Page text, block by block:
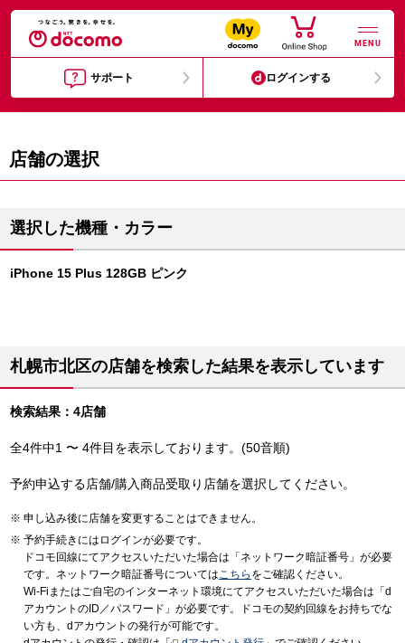
MENU
サポート ログインする
店舗の選択
選択した機種・カラー
iPhone 15 Plus 128GB ピンク
札幌市北区の店舗を検索した結果を表示しています
検索結果：4店舗
全4件中1 〜 4件目を表示しております。(50音順)
予約申込する店舗/購入商品受取り店舗を選択してください。
申し込み後に店舗を変更することはできません。
予約手続きにはログインが必要です。
ドコモ回線にてアクセスいただいた場合は「ネットワーク暗証番号」が必要
です。ネットワーク暗証番号についてはこちら をご確認ください。
Wi-Fiまたはご自宅のインターネット環境にてアクセスいただいた場合は「d
アカウントのID／パスワード」が必要です。ドコモの契約回線をお持ちでな
い方も、dアカウントの発行が可能です。